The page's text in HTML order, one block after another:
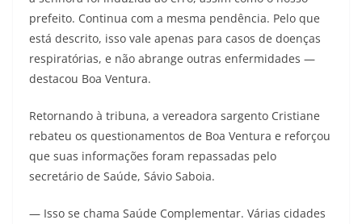
prefeito. Continua com a mesma pendência. Pelo que
está descrito, isso vale apenas para casos de doenças
respiratórias, e não abrange outras enfermidades —
destacou Boa Ventura.
Retornando à tribuna, a vereadora sargento Cristiane
rebateu os questionamentos de Boa Ventura e reforçou
que suas informações foram repassadas pelo
secretário de Saúde, Sávio Saboia.
— Isso se chama Saúde Complementar. Várias cidades